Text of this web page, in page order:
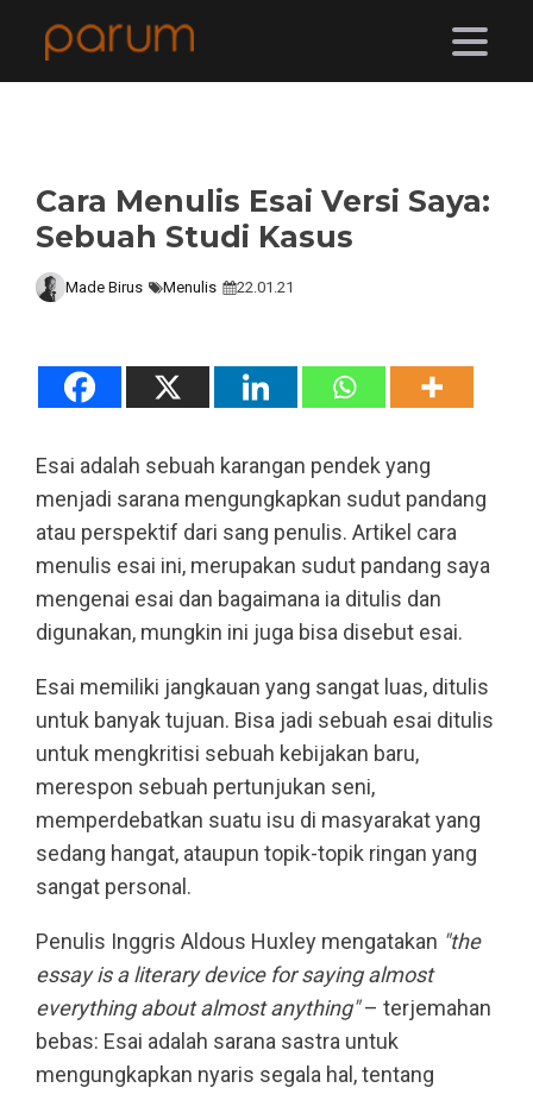
Cara Menulis Esai Versi Saya:
Sebuah Studi Kasus
Made Birus Menulis 22.01.21
Esai adalah sebuah karangan pendek yang
menjadi sarana mengungkapkan sudut pandang
atau perspektif dari sang penulis. Artikel cara
menulis esai ini, merupakan sudut pandang saya
mengenai esai dan bagaimana ia ditulis dan
digunakan, mungkin ini juga bisa disebut esai.
Esai memiliki jangkauan yang sangat luas, ditulis
untuk banyak tujuan. Bisa jadi sebuah esai ditulis
untuk mengkritisi sebuah kebijakan baru,
merespon sebuah pertunjukan seni,
memperdebatkan suatu isu di masyarakat yang
sedang hangat, ataupun topik-topik ringan yang
sangat personal.
Penulis Inggris Aldous Huxley mengatakan "the
essay is a literary device for saying almost
everything about almost anything"– terjemahan
bebas: Esai adalah sarana sastra untuk
mengungkapkan nyaris segala hal, tentang